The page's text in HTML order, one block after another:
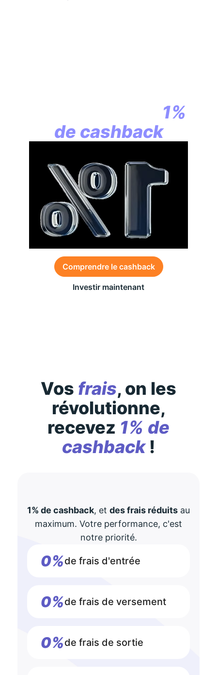
1%
de cashback
Comprendre le cashback
Investir maintenant
Vos frais, on les
révolutionne,
recevez 1% de
cashback!
1% de cashback, et des frais réduits au
maximum. Votre performance, c'est
notre priorité.
0%de frais d'entrée
0%de frais de versement
0%de frais de sortie